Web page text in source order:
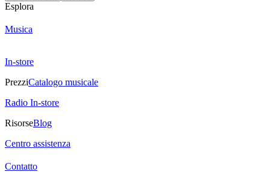
Esplora
Musica
In-store
PrezziCatalogo musicale
Radio In-store
RisorseBlog
Centro assistenza
Contatto